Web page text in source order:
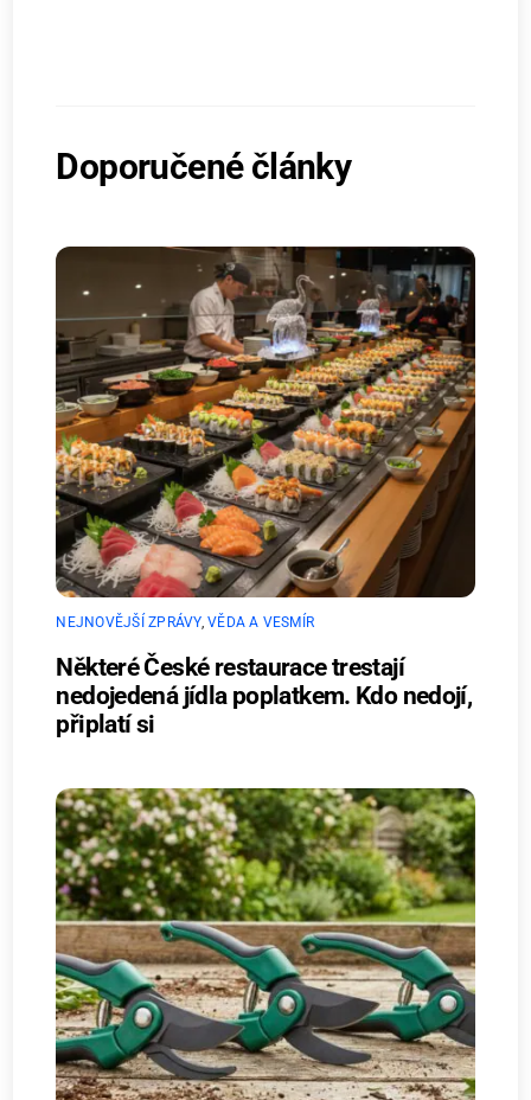
Doporučené články
NEJNOVĚJŠÍ ZPRÁVY,VĚDA A VESMÍR
Některé České restaurace trestají
nedojedená jídla poplatkem. Kdo nedojí,
připlatí si